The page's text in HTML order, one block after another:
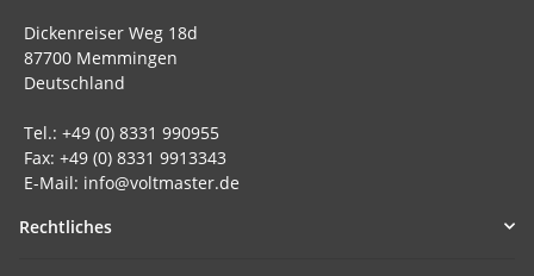
Dickenreiser Weg 18d
87700 Memmingen
Deutschland
Tel.: +49 (0) 8331 990955
Fax: +49 (0) 8331 9913343
E-Mail: info@voltmaster.de
Rechtliches